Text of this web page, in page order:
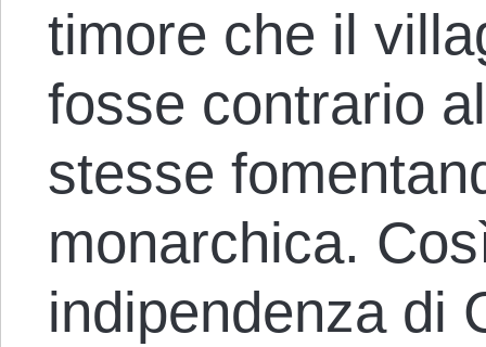
timore che il
fosse contrario
stesse
monarchica.
indipendenza di